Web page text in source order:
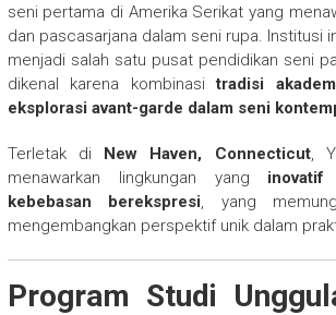
seni pertama di Amerika Serikat yang
dan pascasarjana dalam seni rupa. Institusi
menjadi salah satu pusat pendidikan seni
dikenal karena kombinasitradisi
eksplorasi avant-garde dalam seni
Terletak di New Haven, Connecticut,
menawarkan lingkungan yang inovatif
kebebasan berekspresi, yang
mengembangkan perspektif unik dalam
Program Studi